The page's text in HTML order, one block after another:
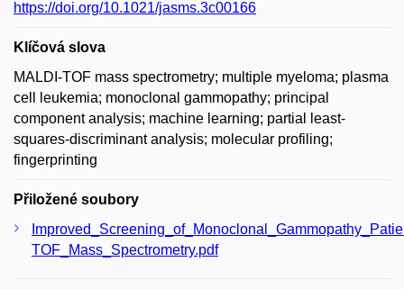
https://doi.org/10.1021/jasms.3c00166
Klíčová slova
MALDI-TOF mass spectrometry; multiple myeloma; plasma
cell leukemia; monoclonal gammopathy; principal
component analysis; machine learning; partial least-
squares-discriminant analysis; molecular profiling;
fingerprinting
Přiložené soubory
TOF_Mass_Spectrometry.pdf